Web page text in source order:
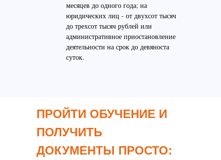
месяцев до одного года; на
юридических лиц - от двухсот тысяч
до трехсот тысяч рублей или
административное приостановление
деятельности на срок до девяноста
суток.
ПРОЙТИ ОБУЧЕНИЕ И
ПОЛУЧИТЬ
ДОКУМЕНТЫ ПРОСТО: